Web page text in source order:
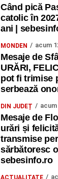
Când pică
catolic în
ani |
MONDEN acum
Mesaje de
URĂRI,
pot fi trimise
serbează
DIN JUDEȚ acum
Mesaje de
urări și
transmise
sărbătoresc
sebesinfo.ro
ACTUALITATE